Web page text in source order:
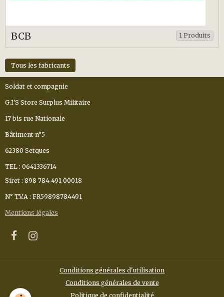
BCB 1 Produits
Tous les fabricants
Soldat et compagnie
G.I'S Store Surplus Militaire
17 bis rue Nationale
Bâtiment n°5
62380 Setques
TEL : 0641336714
Siret : 898 784 491 00018
N° T.V.A : FR59898784491
Mentions légales
Conditions générales d'utilisation
Conditions générales de vente
Politique de confidentialité